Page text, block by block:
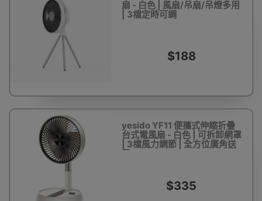
扇 - 白色 | 風扇/吊扇/吊燈多用
| 3檔定時可調
$188
yesido YF11 便攜式伸縮折疊
台式電風扇 - 白色 | 可拆卸網罩
| 3檔風力調節 | 全方位廣角送
風
$335